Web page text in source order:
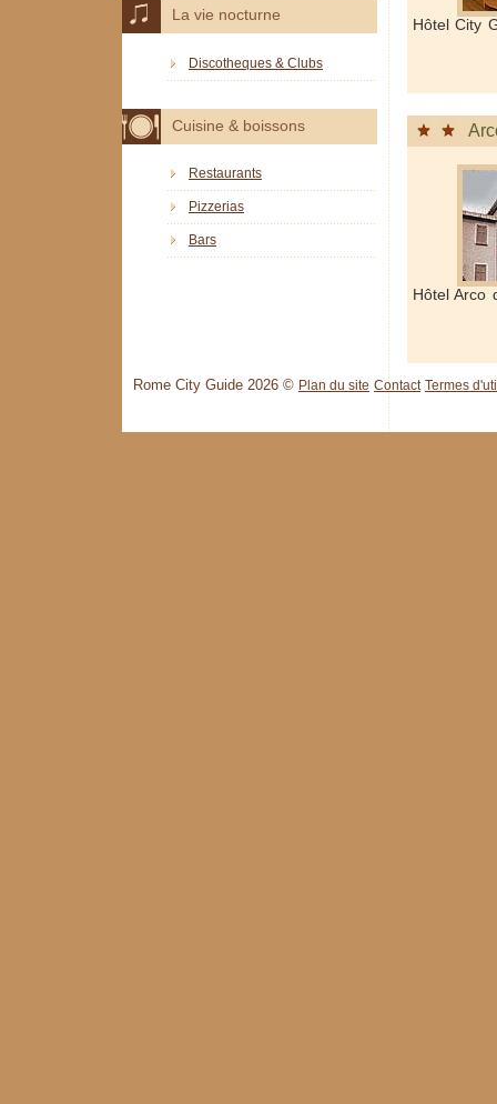
Hôtel City
Hôtel Arco
La vie nocturne
Discotheques & Clubs
Cuisine & boissons
Restaurants
Pizzerias
Bars
Rome City Guide 2026 © Plan du site Contact Termes